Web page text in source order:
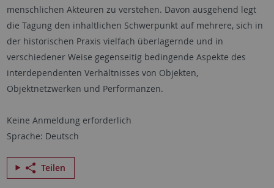
menschlichen Akteuren zu verstehen. Davon ausgehend legt
die Tagung den inhaltlichen Schwerpunkt auf mehrere, sich in
der historischen Praxis vielfach überlagernde und in
verschiedener Weise gegenseitig bedingende Aspekte des
interdependenten Verhältnisses von Objekten,
Objektnetzwerken und Performanzen.
Keine Anmeldung erforderlich
Sprache: Deutsch
Teilen